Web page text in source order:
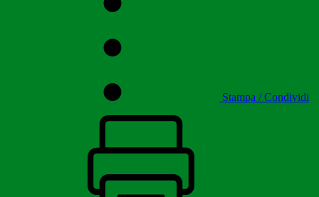
Stampa / Condividi